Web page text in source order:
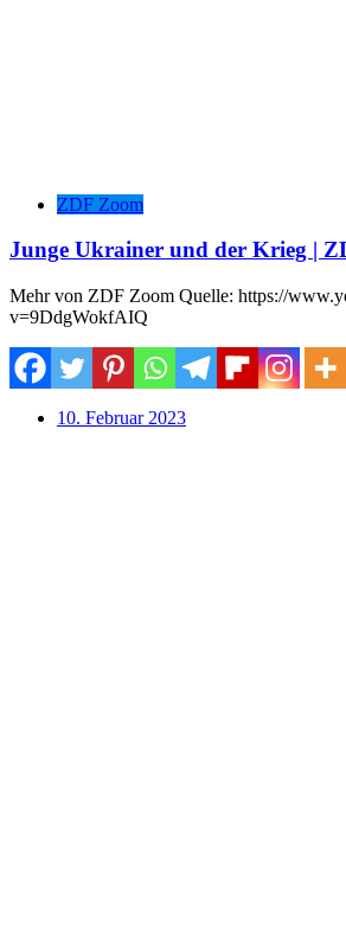
ZDF Zoom
Junge Ukrainer und der Krieg |
Mehr von ZDF Zoom Quelle: https://
v=9DdgWokfAIQ
10. Februar 2023